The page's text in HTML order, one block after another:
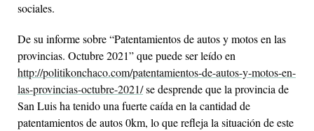
sociales.
De su informe sobre “Patentamientos de autos y motos en las
provincias. Octubre 2021” que puede ser leído en
http://politikonchaco.com/patentamientos-de-autos-y-motos-en-
las-provincias-octubre-2021/se desprende que la provincia de
San Luis ha tenido una fuerte caída en la cantidad de
patentamientos de autos 0km, lo que refleja la situación de este